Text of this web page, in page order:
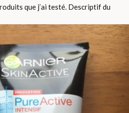
que j’ai testé. Descriptif du